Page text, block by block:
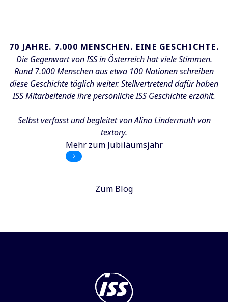
70 JAHRE. 7.000 MENSCHEN. EINE GESCHICHTE.
Die Gegenwart von ISS in Österreich hat viele Stimmen.
Rund 7.000 Menschen aus etwa 100 Nationen schreiben
diese Geschichte täglich weiter. Stellvertretend dafür haben
ISS Mitarbeitende ihre persönliche ISS Geschichte erzählt.
Selbst verfasst und begleitet vonAlina Lindermuth von
textory.
Mehr zum Jubiläumsjahr
Zum Blog